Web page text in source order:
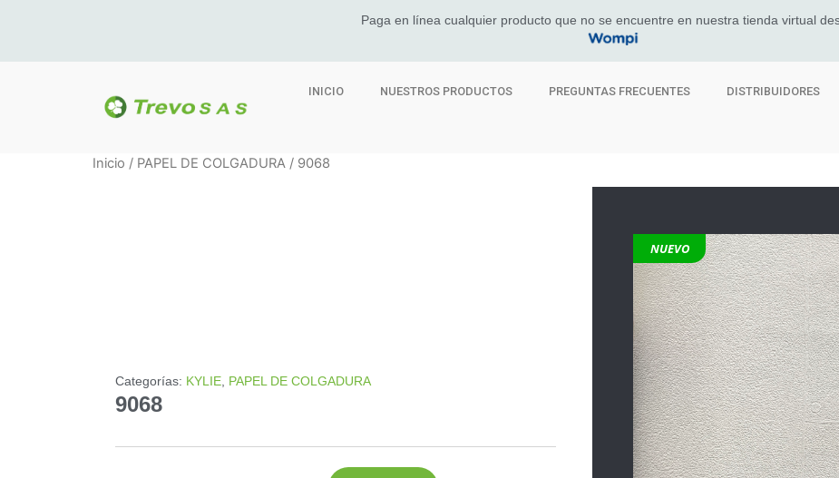
Paga en línea cualquier producto que no se encuentre en nuestra tienda virtual
INICIO NUESTROS PRODUCTOS PREGUNTAS FRECUENTES DISTRIBUIDORES
Inicio / PAPEL DE COLGADURA / 9068
Categorías: KYLIE PAPEL DE COLGADURA
9068
NUEVO